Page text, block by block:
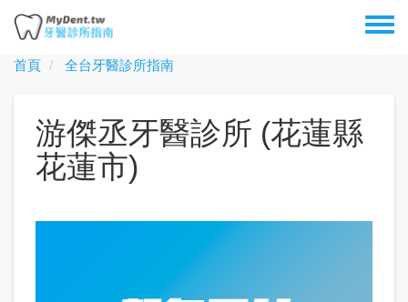
移
主首頁 全台牙醫診所指南
游傑丞牙醫診所 (花蓮縣
花蓮市)